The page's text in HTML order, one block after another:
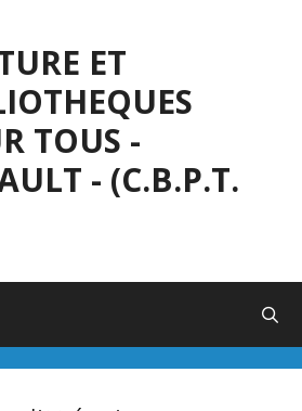
ET
TOUS -
- (C.B.P.T.